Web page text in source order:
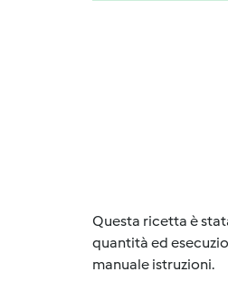
Questa ricetta è
quantità ed
manuale istruzioni.